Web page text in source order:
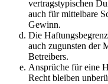
vertragstypischen
auch für mittelbare
Gewinn.
Die
auch zugunsten der
Betreibers.
Ansprüche für eine
Recht bleiben